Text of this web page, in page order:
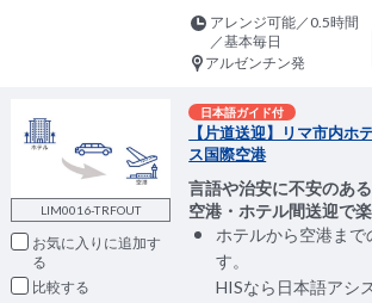
アレンジ可能／0.5時間
／基本毎日
アルゼンチン発
LIM0016-TRFOUT
お気に入りに追加
比較
日本語ガイド付
【片道送迎】リマ市内
ス国際空港
言語や治安に不安のあ
空港・ホテル間送迎で
ホテルから空港まで
す。
HISなら日本語アシ